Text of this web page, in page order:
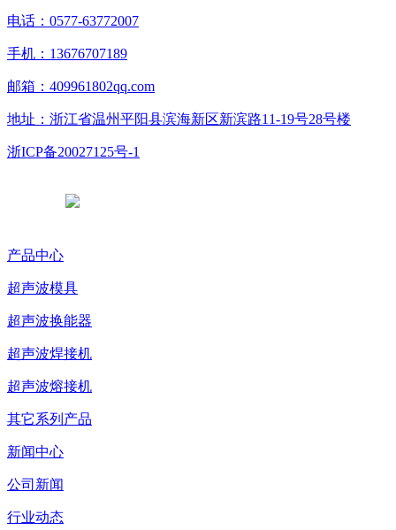
电话：0577-63772007
手机：13676707189
邮箱：409961802qq.com
地址：浙江省温州平阳县滨海新区新滨路11-19号28号楼
浙ICP备20027125号-1
产品中心
超声波模具
超声波换能器
超声波焊接机
超声波熔接机
其它系列产品
新闻中心
公司新闻
行业动态